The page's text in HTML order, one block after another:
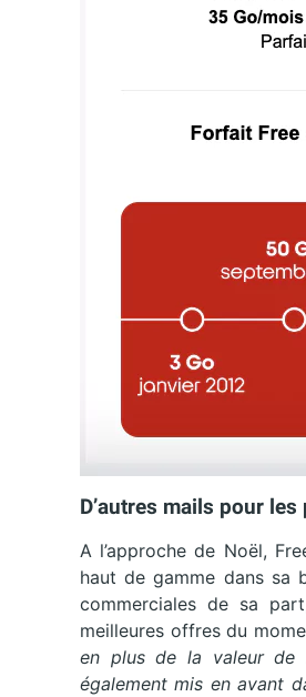
D’autres mails pour
A l’approche de Noël,
haut de gamme dans sa
commerciales de sa
meilleures offres du
en plus de la valeur de
également mis en avant